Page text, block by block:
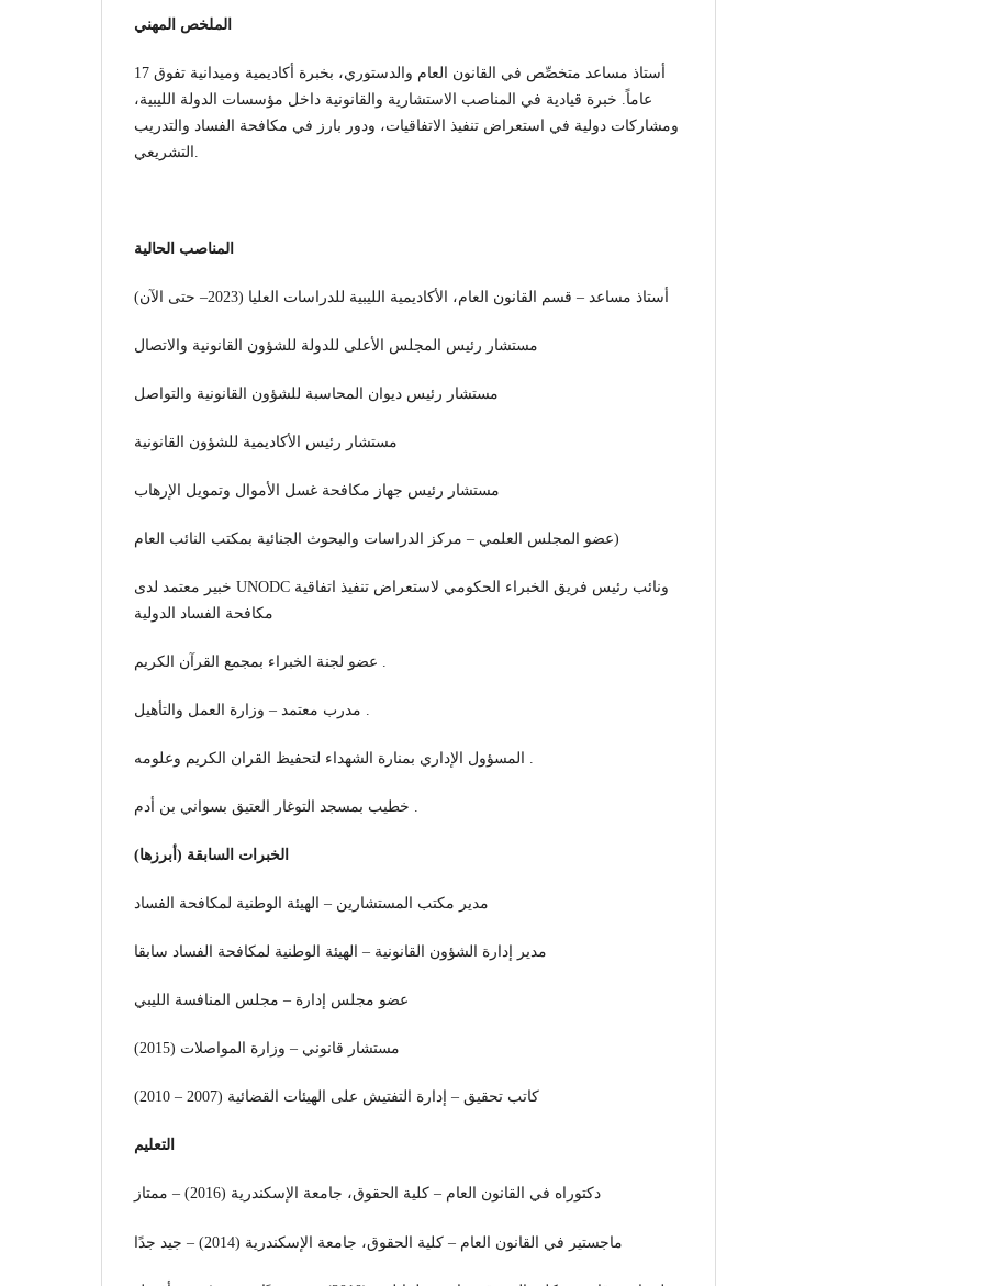
الملخص المهني
أستاذ مساعد متخصِّص في القانون العام والدستوري، بخبرة أكاديمية وميدانية تفوق 17
عاماً. خبرة قيادية في المناصب الاستشارية والقانونية داخل مؤسسات الدولة الليبية،
ومشاركات دولية في استعراض تنفيذ الاتفاقيات، ودور بارز في مكافحة الفساد والتدريب
التشريعي.
المناصب الحالية
أستاذ مساعد – قسم القانون العام، الأكاديمية الليبية للدراسات العليا (2023– حتى الآن)
مستشار رئيس المجلس الأعلى للدولة للشؤون القانونية والاتصال
مستشار رئيس ديوان المحاسبة للشؤون القانونية والتواصل
مستشار رئيس الأكاديمية للشؤون القانونية
مستشار رئيس جهاز مكافحة غسل الأموال وتمويل الإرهاب
عضو المجلس العلمي – مركز الدراسات والبحوث الجنائية بمكتب النائب العام)
خبير معتمد لدى UNODC ونائب رئيس فريق الخبراء الحكومي لاستعراض تنفيذ اتفاقية
مكافحة الفساد الدولية
عضو لجنة الخبراء بمجمع القرآن الكريم .
مدرب معتمد – وزارة العمل والتأهيل .
المسؤول الإداري بمنارة الشهداء لتحفيظ القران الكريم وعلومه .
خطيب بمسجد التوغار العتيق بسواني بن أدم .
الخبرات السابقة (أبرزها)
مدير مكتب المستشارين – الهيئة الوطنية لمكافحة الفساد
مدير إدارة الشؤون القانونية – الهيئة الوطنية لمكافحة الفساد سابقا
عضو مجلس إدارة – مجلس المنافسة الليبي
مستشار قانوني – وزارة المواصلات (2015)
كاتب تحقيق – إدارة التفتيش على الهيئات القضائية (2007 – 2010)
التعليم
دكتوراه في القانون العام – كلية الحقوق، جامعة الإسكندرية (2016) – ممتاز
ماجستير في القانون العام – كلية الحقوق، جامعة الإسكندرية (2014) – جيد جدًا